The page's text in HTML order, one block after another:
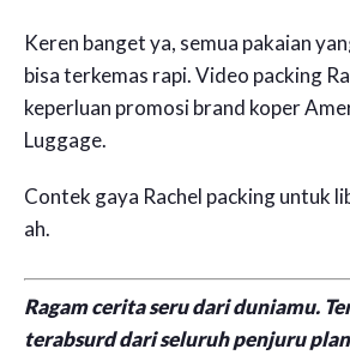
Keren banget ya, semua pakaian
bisa terkemas rapi. Video packing
keperluan promosi brand koper
Luggage.
Contek gaya Rachel packing untuk
ah.
Ragam cerita seru dari duniamu.
terabsurd dari seluruh penjuru